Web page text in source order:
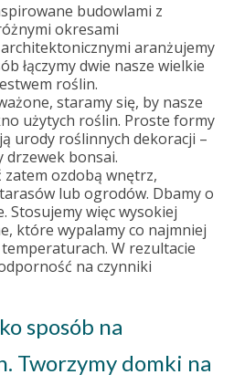
budowlami z
okresami
aranżujemy
łączymy dwie nasze wielkie
roślin.
staramy się, by nasze
użytych roślin. Proste formy
urody roślinnych dekoracji –
drzewek bonsai.
ozdobą wnętrz,
lub ogrodów. Dbamy o
Stosujemy więc wysokiej
które wypalamy co najmniej
W rezultacie
na czynniki
sposób na
Tworzymy domki na